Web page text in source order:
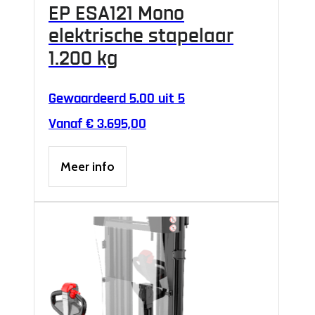
EP ESA121 Mono
elektrische stapelaar
1.200 kg
Gewaardeerd 5.00 uit 5
Vanaf € 3.695,00
Dit
product
heeft
meerdere
variaties.
optie
Meer info